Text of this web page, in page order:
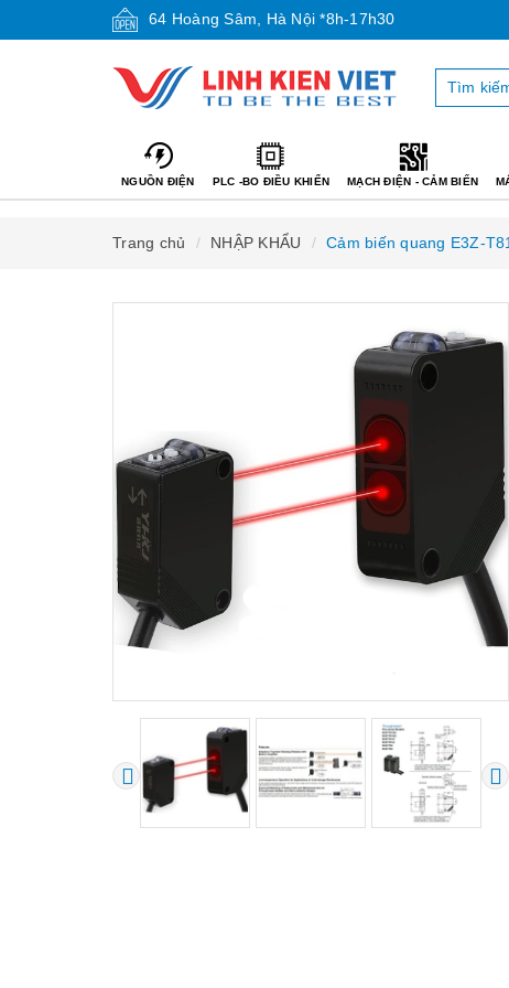
64 Hoàng Sâm, Hà Nội *8h-17h30
NGUỒN ĐIỆN PLC -BO ĐIỀU KHIỂN MẠCH ĐIỆN - CẢM BIẾN
Trang chủ NHẬP KHẨU Cảm biến quang E3Z-